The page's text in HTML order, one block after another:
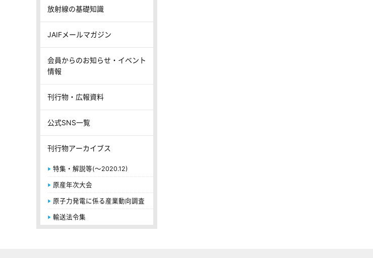
放射線の基礎知識
JAIFメールマガジン
会員からのお知らせ・イベント
情報
刊行物・広報資料
公式SNS一覧
刊行物アーカイブス
特集・解説等(～2020.12)
原産年次大会
原子力発電に係る産業動向調査
輸送法令集